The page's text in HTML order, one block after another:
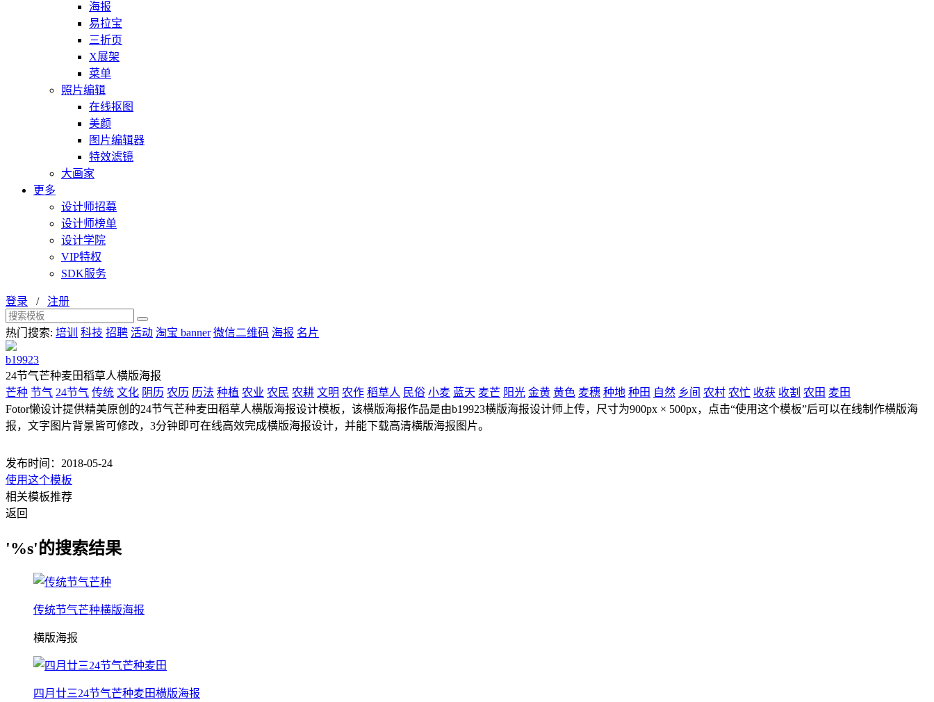
海报
易拉宝
三折页
X展架
菜单
照片编辑
在线抠图
美颜
图片编辑器
特效滤镜
大画家
更多
设计师招募
设计师榜单
设计学院
VIP特权
SDK服务
登录 / 注册
热门搜索: 培训 科技 招聘 活动 淘宝 banner 微信二维码 海报 名片
b19923
24节气芒种麦田稻草人横版海报
芒种 节气 24节气 传统 文化 阴历 农历 历法 种植 农业 农民 农耕 文明 农作 稻草人 民俗 小麦 蓝天 麦芒 阳光 金黄 黄色 麦穗 种地 种田 自然 乡间 农村 农忙 收获 收割 农田 麦田
Fotor懒设计提供精美原创的24节气芒种麦田稻草人横版海报设计模板，该横版海报作品是由b19923横版海报设计师上传，尺寸为900px × 500px，点击“使用这个模板”后可以在线制作横版海
报，文字图片背景皆可修改，3分钟即可在线高效完成横版海报设计，并能下载高清横版海报图片。
发布时间：2018-05-24
使用这个模板
相关模板推荐
返回
'%s'的搜索结果
传统节气芒种横版海报
横版海报
四月廿三24节气芒种麦田横版海报